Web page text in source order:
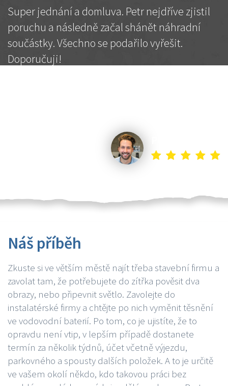
Super jednání a domluva. Petr nejdříve zjistil
poruchu a následně začal shánět náhradní
součástky. Všechno se podařilo vyřešit.
Doporučuji!
Náš příběh
Zkuste si ve větším městě najít třeba stavební firmu a
zavolat tam, že potřebujete do zítřka pověsit dva
obrazy, nebo připevnit světlo. Zavolejte do
instalatérské firmy a chtějte po nich vyměnit těsnění
ve vodovodní baterií. Po tom, co je ujistíte, že to
opravdu není vtip, v lepším případě dostanete
termín za několik týdnů, účet včetně výjezdu,
parkovného a spousty dalších položek. A to je určitě
ve vašem okolí někdo, kdo takovou práci bez